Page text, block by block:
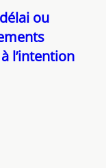
ou
l’intention